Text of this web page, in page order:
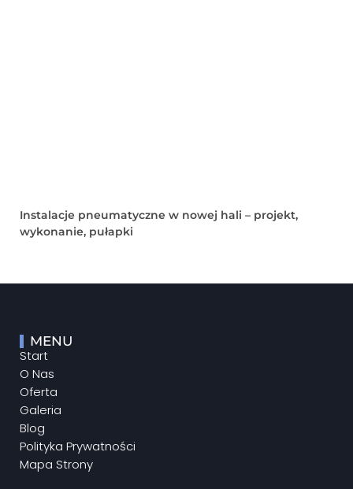
Instalacje pneumatyczne w nowej hali – projekt,
wykonanie, pułapki
MENU
Start
O Nas
Oferta
Galeria
Blog
Polityka Prywatności
Mapa Strony